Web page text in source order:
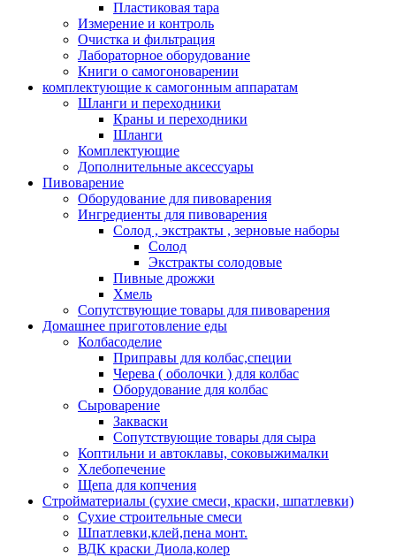
Пластиковая тара
Измерение и контроль
Очистка и фильтрация
Лабораторное оборудование
Книги о самогоноварении
комплектующие к самогонным аппаратам
Шланги и переходники
Краны и переходники
Шланги
Комплектующие
Дополнительные аксессуары
Пивоварение
Оборудование для пивоварения
Ингредиенты для пивоварения
Солод , экстракты , зерновые наборы
Солод
Экстракты солодовые
Пивные дрожжи
Хмель
Сопутствующие товары для пивоварения
Домашнее приготовление еды
Колбасоделие
Приправы для колбас,специи
Черева ( оболочки ) для колбас
Оборудование для колбас
Сыроварение
Закваски
Сопутствующие товары для сыра
Коптильни и автоклавы, соковыжималки
Хлебопечение
Щепа для копчения
Стройматериалы (сухие смеси, краски, шпатлевки)
Сухие строительные смеси
Шпатлевки,клей,пена монт.
ВДК краски Диола,колер